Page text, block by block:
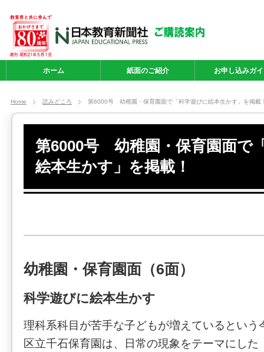
ホーム 紙面のご紹介 お申し込みガ
Home 読みどころ 第6000号 幼稚園・保育園面で「科学遊びに絵本生かす」を掲載
第6000号 幼稚園・保育園面で
絵本生かす」を掲載！
幼稚園・保育園面（6面）
科学遊びに絵本生かす
理科系科目が苦手な子どもが増えているという
区立千石保育園は、日常の現象をテーマにし